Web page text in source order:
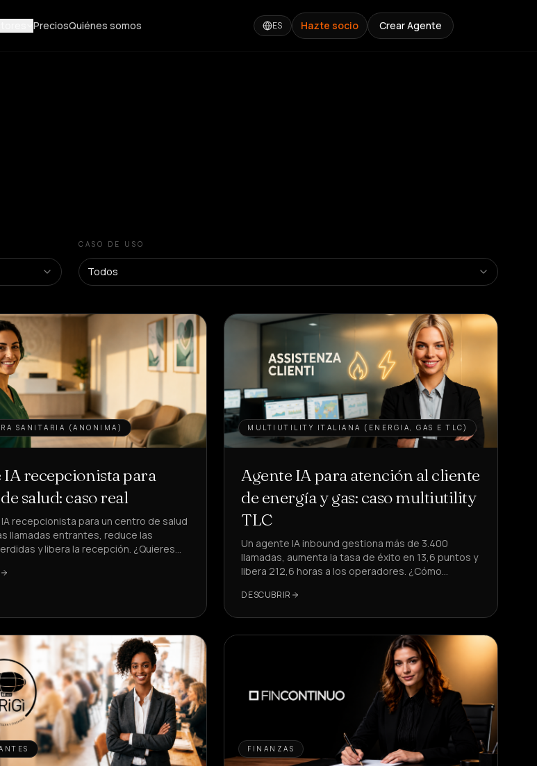
PreciosQuiénes somos ES Hazte socio Crear Agente
CASO DE USO
Todos
SANITARIA (ANONIMA)
IA recepcionista para
salud: caso real
recepcionista para un centro de salud
llamadas entrantes, reduce las
y libera la recepción. ¿Quieres
MULTIUTILITY ITALIANA (ENERGIA, GAS E TLC)
Agente IA para atención al cliente
de energía y gas: caso multiutility
TLC
Un agente IA inbound gestiona más de 3.400
llamadas, aumenta la tasa de éxito en 13,6 puntos y
libera 212,6 horas a los operadores. ¿Cómo
DESCUBRIR
FINANZAS